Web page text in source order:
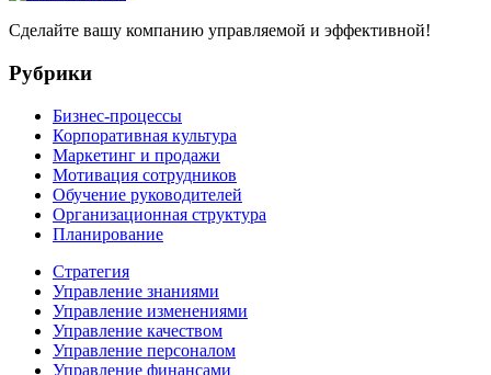
Сделайте вашу компанию управляемой и эффективной!
Рубрики
Бизнес-процессы
Корпоративная культура
Маркетинг и продажи
Мотивация сотрудников
Обучение руководителей
Организационная структура
Планирование
Стратегия
Управление знаниями
Управление изменениями
Управление качеством
Управление персоналом
Управление финансами